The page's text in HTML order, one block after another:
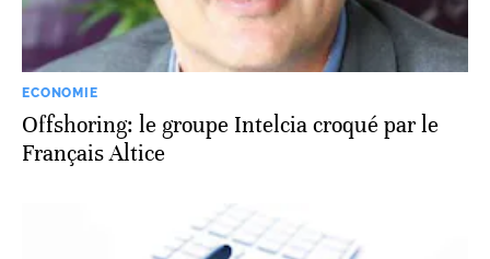
ECONOMIE
Offshoring: le groupe Intelcia croqué par le
Français Altice